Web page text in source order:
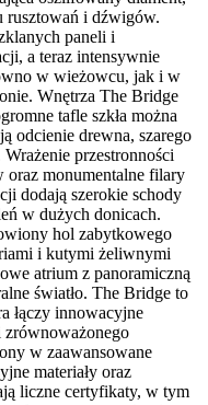
rusztowań i dźwigów.
paneli i
a teraz intensywnie
w wieżowcu, jak i w
Wnętrza The Bridge
tafle szkła można
odcienie drewna, szarego
przestronności
oraz monumentalne filary
dodają szerokie schody
w dużych donicach.
hol zabytkowego
i kutymi żeliwnymi
atrium z panoramiczną
światło. The Bridge to
łączy innowacyjne
zrównoważonego
w zaawansowane
materiały oraz
liczne certyfikaty, w tym